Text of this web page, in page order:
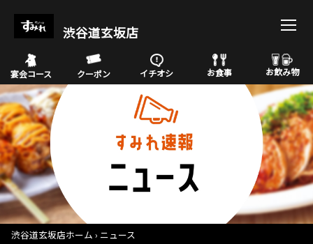
渋谷道玄坂店
宴会コース クーポン イチオシ お食事 お飲み物
渋谷道玄坂店ホーム ニュース